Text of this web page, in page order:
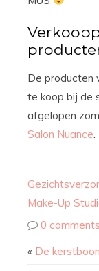
De producten
te koop bij de
afgelopen
Salon Nuance.
Make-Up
0 comments
« De